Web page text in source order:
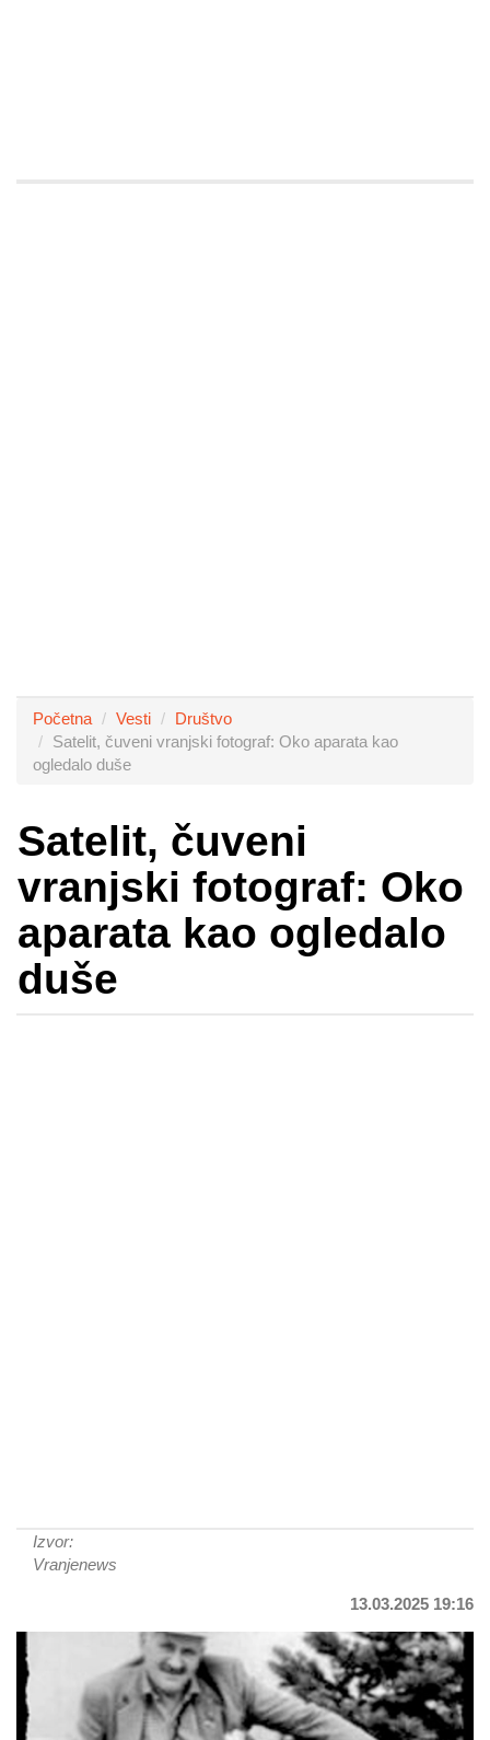
Početna Vesti
Društvo
Satelit, čuveni vranjski fotograf: Oko aparata kao
ogledalo duše
Satelit, čuveni
vranjski fotograf: Oko
aparata kao ogledalo
duše
Izvor:
Vranjenews
13.03.2025 19:16